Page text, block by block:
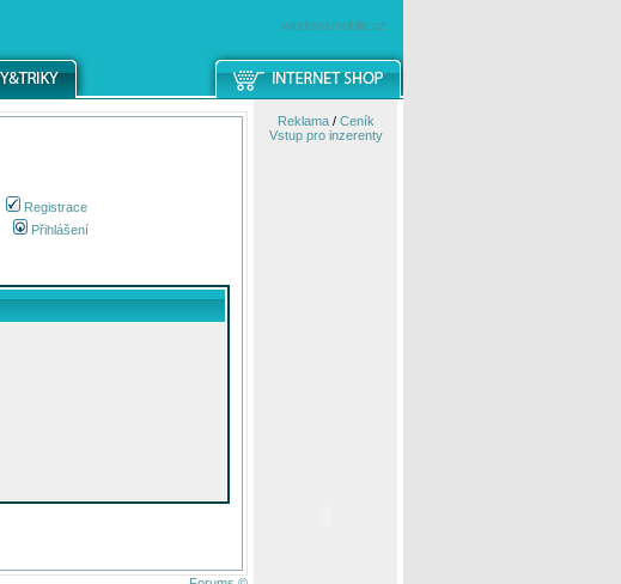
windowsmobile.cz
Registrace
Přihlášení
Reklama/ Ceník
Vstup pro inzerenty